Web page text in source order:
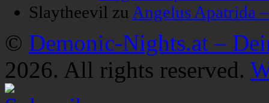
Slaytheevil zu Angelus Apatrida
© Demonic-Nights.at –
2026. All rights reserved.